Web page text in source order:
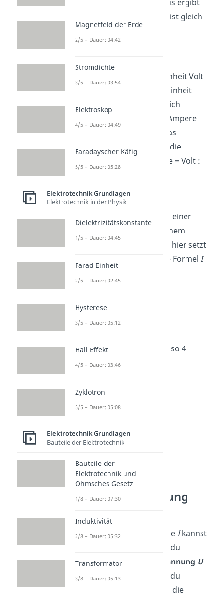
WiderstandR
teilen. Daraus ergibt
ist gleich
UdurchR:
hat die Einheit Volt
die Einheit
Ohm (Ω). Das Ohm setzt sich
wiederum aus Volt durch Ampere
(V/A) zusammen. Durch das
Einsetzen der Einheiten in die
Formel ergibt sich: Ampere = Volt :
Beispiel:
Wie stark ist der Strom bei einer
und einem
Widerstand von
? Auch hier setzt
du die Werte einfach in die Formel I
Die Stromstärke beträgt also 4
Ampere!
Stromstärke
berechnen: Leistung
Die elektrische StromstärkeIkannst
du auch berechnen, wenn du
dieLeistungP Spannung U
gegeben hast. Dafür teilst du
einfach die Leistung durch die
Magnetfeld der Erde
2/5 – Dauer: 04:42
Stromdichte
3/5 – Dauer: 03:54
Elektroskop
4/5 – Dauer: 04:49
Faradayscher Käfig
5/5 – Dauer: 05:28
Elektrotechnik Grundlagen
Elektrotechnik in der Physik
Dielektrizitätskonstante
1/5 – Dauer: 04:45
Farad Einheit
2/5 – Dauer: 02:45
Hysterese
3/5 – Dauer: 05:12
Hall Effekt
4/5 – Dauer: 03:46
Zyklotron
5/5 – Dauer: 05:08
Elektrotechnik Grundlagen
Bauteile der Elektrotechnik
Bauteile der
Elektrotechnik und
Ohmsches Gesetz
1/8 – Dauer: 07:30
Induktivität
2/8 – Dauer: 05:32
Transformator
3/8 – Dauer: 05:13